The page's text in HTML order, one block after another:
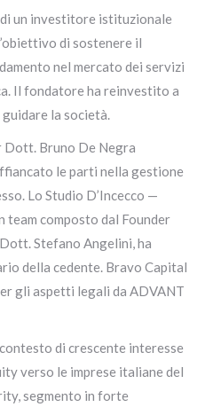
di un investitore istituzionale
di sostenere il
nel mercato dei servizi
Il fondatore ha reinvestito a
la società.
Dott. Bruno De Negra
le parti nella gestione
Lo Studio D’Incecco —
composto dal Founder
Stefano Angelini, ha
della cedente. Bravo Capital
gli aspetti legali da ADVANT
di crescente interesse
verso le imprese italiane del
segmento in forte